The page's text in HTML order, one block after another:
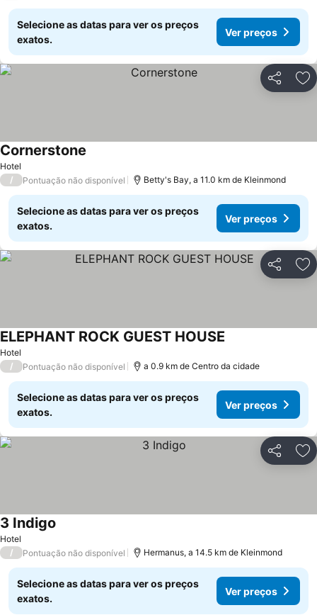
Selecione as datas para ver os preços
exatos.
Ver preços
Partilhar
Hotel
Cornerstone
/ Pontuação não disponível Betty's Bay, a 11.0 km de Kleinmond
Selecione as datas para ver os preços
exatos.
Ver preços
Partilhar
Hotel
ELEPHANT ROCK GUEST HOUSE
/ Pontuação não disponível a 0.9 km de Centro da cidade
Selecione as datas para ver os preços
exatos.
Ver preços
Partilhar
Hotel
3 Indigo
/ Pontuação não disponível Hermanus, a 14.5 km de Kleinmond
Selecione as datas para ver os preços
exatos.
Ver preços